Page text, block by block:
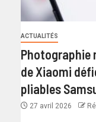
ACTUALITÉS
Photographie
de Xiaomi
pliables
27 avril 2026